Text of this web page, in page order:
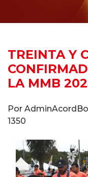
TREINTA Y
LA MMB
Por
1350